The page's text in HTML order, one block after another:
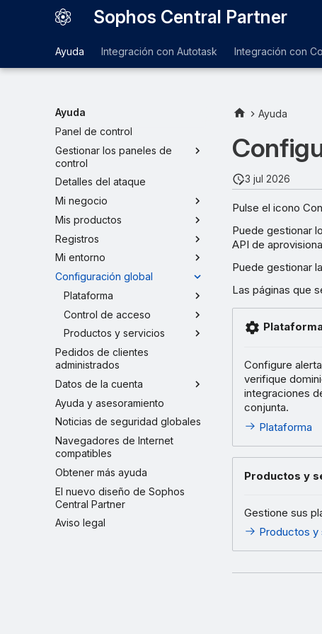
Sophos Central Partner
Ayuda Integración con Autotask Integración con
Ayuda
Panel de control
Gestionar los paneles de
control
Detalles del ataque
Mi negocio
Mis productos
Registros
Mi entorno
Configuración global
Plataforma
Control de acceso
Productos y servicios
Pedidos de clientes
administrados
Datos de la cuenta
Ayuda y asesoramiento
Noticias de seguridad globales
Navegadores de Internet
compatibles
Obtener más ayuda
El nuevo diseño de Sophos
Central Partner
Aviso legal
Ayuda
3 jul 2026
Pulse el icono
Puede gestionar
API de
Puede gestionar
Las páginas que
Configure
verifique
integraciones
conjunta.
Plataforma
Productos y
Gestione sus
Productos y